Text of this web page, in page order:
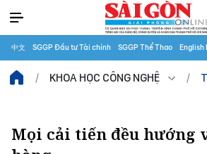
中文 SGGP Đầu tư Tài chính SGGP Thể Thao English
KHOA HỌC CÔNG NGHỆ
Mọi cải tiến đều hướng